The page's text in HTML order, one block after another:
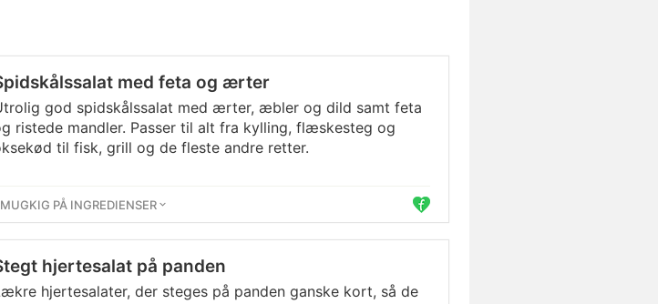
med feta og ærter
god spidskålssalat med ærter, æbler og dild samt feta
ristede mandler. Passer til alt fra kylling, flæskesteg og
til fisk, grill og de fleste andre retter.
PÅ INGREDIENSER
hjertesalat på panden
hjertesalater, der steges på panden ganske kort, så de